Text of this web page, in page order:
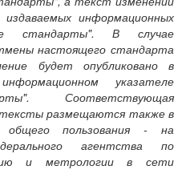
информационных
стандарты". В случае
настоящего стандарта
будет опубликовано в
указателе
Соответствующая
размещаются также в
общего пользования - на
агентства по
и метрологии в сети